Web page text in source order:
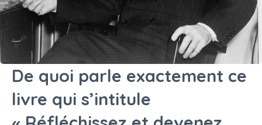
De quoi parle exactement ce
livre qui s’intitule